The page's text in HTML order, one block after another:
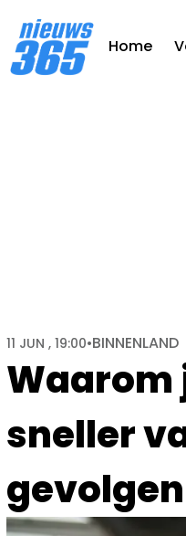
Home
Waarom
sneller
11 JUN , 19:00•BINNENLAND